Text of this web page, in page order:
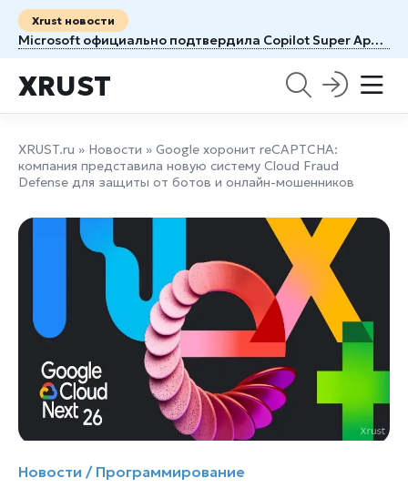
Xrust новости
Microsoft официально подтвердила Copilot Super App: Windows готовится к крупнейшему ИИ-обновлению
XRUST
XRUST.ru » Новости » Google хоронит reCAPTCHA:
компания представила новую систему Cloud Fraud
Defense для защиты от ботов и онлайн-мошенников
Новости / Программирование